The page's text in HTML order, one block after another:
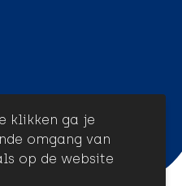
klikken ga je
omgang van
op de website